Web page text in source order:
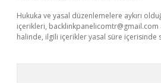
Hukuka ve yasal düzenlemelere aykırı
içerikleri, backlinkpanelicomtr@gmail.com
halinde, ilgili içerikler yasal süre içerisinde